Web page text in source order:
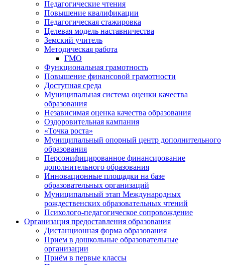
Педагогические чтения
Повышение квалификации
Педагогическая стажировка
Целевая модель наставничества
Земский учитель
Методическая работа
ГМО
Функциональная грамотность
Повышение финансовой грамотности
Доступная среда
Муниципальная система оценки качества
образования
Независимая оценка качества образования
Оздоровительная кампания
«Точка роста»
Муниципальный опорный центр дополнительного
образования
Персонифицированное финансирование
дополнительного образования
Инновационные площадки на базе
образовательных организаций
Муниципальный этап Международных
рождественских образовательных чтений
Психолого-педагогическое сопровождение
Организация предоставления образования
Дистанционная форма образования
Прием в дошкольные образовательные
организации
Приём в первые классы